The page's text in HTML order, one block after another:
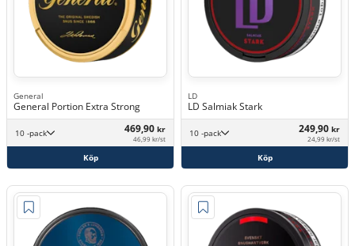
General
General Portion Extra Strong
10 -pack 469,90 kr
46,99 kr/st
Köp
LD
LD Salmiak Stark
10 -pack 249,90 kr
24,99 kr/st
Köp